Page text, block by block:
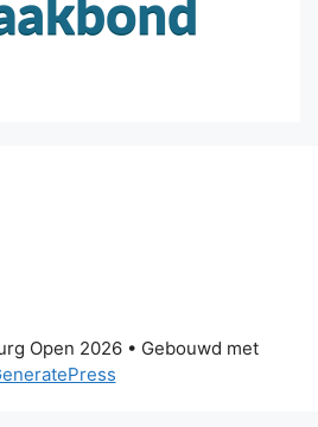
Open 2026• Gebouwd met